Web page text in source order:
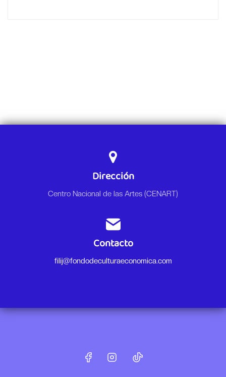
Dirección
Centro Nacional de las Artes (CENART)
Contacto
filij@fondodeculturaeconomica.com